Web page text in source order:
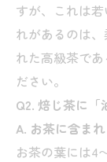
すが、これは
れがあるのは
れた高級茶で
ださい。
Q2. 焙じ茶に
A. お茶に含ま
お茶の葉には4